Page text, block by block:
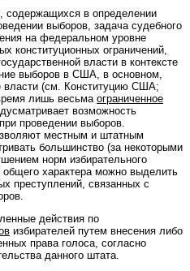
содержащихся в определении
выборов, задача судебного
на федеральном уровне
конституционных ограничений,
власти в контексте
выборов в США, в основном,
(см. Конституцию США;
лишь весьма ограниченное
возможность
проведении выборов.
местным и штатным
большинство (за некоторыми
норм избирательного
характера можно выделить
преступлений, связанных с
действия по
избирателей путем внесения либо
права голоса, согласно
данного штата.